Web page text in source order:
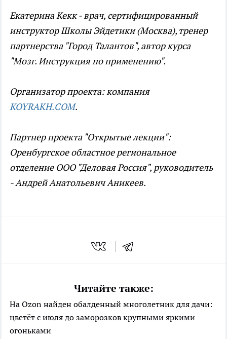
Екатерина Кекк - врач, сертифицированный
инструктор Школы Эйдетики (Москва), тренер
партнерства "Город Талантов", автор курса
"Мозг. Инструкция по применению".
Организатор проекта: компания
KOYRAKH.COM.
Партнер проекта "Открытые лекции":
Оренбургское областное региональное
отделение ООО "Деловая Россия", руководитель
- Андрей Анатольевич Аникеев.
Читайте также:
На Ozon найден обалденный многолетник для дачи:
цветёт с июля до заморозков крупными яркими
огоньками